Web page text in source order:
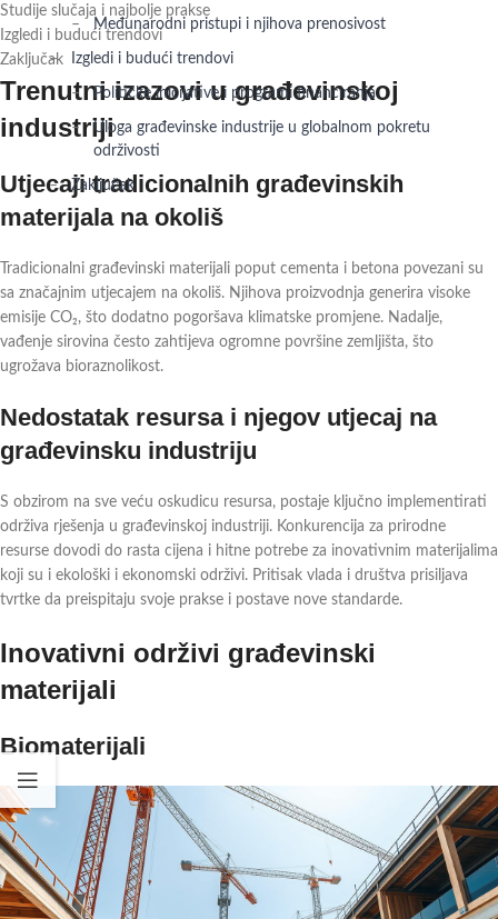
Međunarodni pristupi i njihova prenosivost
Izgledi i budući trendovi
Političke inicijative i programi financiranja
Uloga građevinske industrije u globalnom pokretu
održivosti
Zaključak
Studije slučaja i najbolje prakse
Izgledi i budući trendovi
Zaključak
Trenutni izazovi u građevinskoj
industriji
Utjecaji tradicionalnih građevinskih
materijala na okoliš
Tradicionalni građevinski materijali poput cementa i betona povezani su
sa značajnim utjecajem na okoliš. Njihova proizvodnja generira visoke
emisije CO₂, što dodatno pogoršava klimatske promjene. Nadalje,
vađenje sirovina često zahtijeva ogromne površine zemljišta, što
ugrožava bioraznolikost.
Nedostatak resursa i njegov utjecaj na
građevinsku industriju
S obzirom na sve veću oskudicu resursa, postaje ključno implementirati
održiva rješenja u građevinskoj industriji. Konkurencija za prirodne
resurse dovodi do rasta cijena i hitne potrebe za inovativnim materijalima
koji su i ekološki i ekonomski održivi. Pritisak vlada i društva prisiljava
tvrtke da preispitaju svoje prakse i postave nove standarde.
Inovativni održivi građevinski
materijali
Biomaterijali